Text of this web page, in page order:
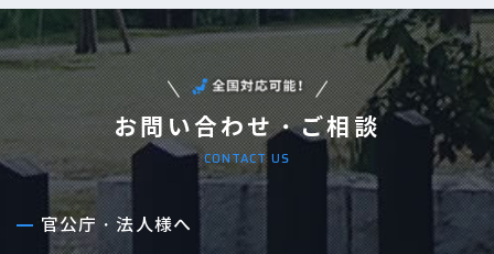
お問い合わせ・ご相談
CONTACT US
官公庁・法人様へ